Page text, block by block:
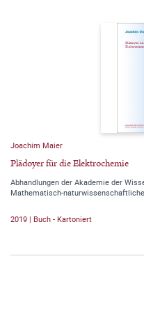
Joachim Maier
Plädoyer für die Elektrochemie
Abhandlungen der Akademie der
Mathematisch-
2019 | Buch - Kartoniert